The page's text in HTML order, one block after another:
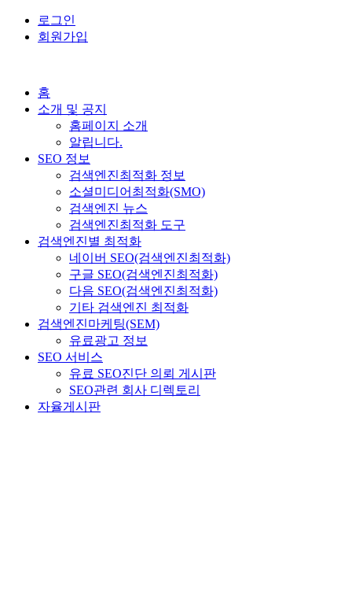
로그인
회원가입
홈
소개 및 공지
홈페이지 소개
알립니다.
SEO 정보
검색엔진최적화 정보
소셜미디어최적화(SMO)
검색엔진 뉴스
검색엔진최적화 도구
검색엔진별 최적화
네이버 SEO(검색엔진최적화)
구글 SEO(검색엔진최적화)
다음 SEO(검색엔진최적화)
기타 검색엔진 최적화
검색엔진마케팅(SEM)
유료광고 정보
SEO 서비스
유료 SEO진단 의뢰 게시판
SEO관련 회사 디렉토리
자율게시판